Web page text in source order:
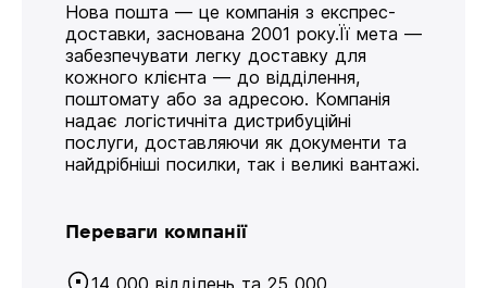
Нова пошта — це компанія з експрес-
доставки, заснована 2001 року.Її мета —
забезпечувати легку доставку для
кожного клієнта — до відділення,
поштомату або за адресою. Компанія
надає логістичніта дистрибуційні
послуги, доставляючи як документи та
найдрібніші посилки, так і великі вантажі.
Переваги компанії
14 000 відділень та 25 000